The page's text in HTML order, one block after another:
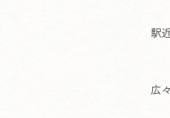
駅
広